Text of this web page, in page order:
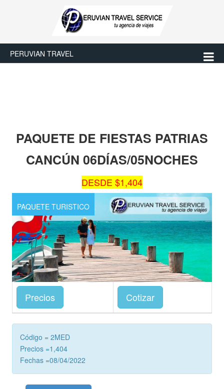
PERUVIAN TRAVEL
PAQUETE DE FIESTAS PATRIAS
CANCÚN 06DÍAS/05NOCHES
DESDE $1,404
PAQUETE TURISTICO
Precios Cotizar
Código = 2MED
Precios =1,404
Fechas =08/04/2022